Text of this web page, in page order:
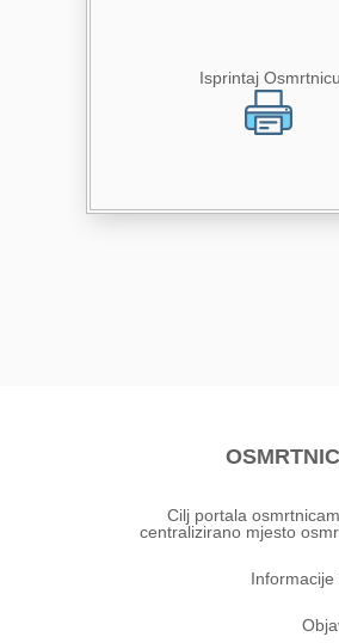
Isprintaj Osmrtnicu
Cilj portala
centralizirano mjesto
Informacije